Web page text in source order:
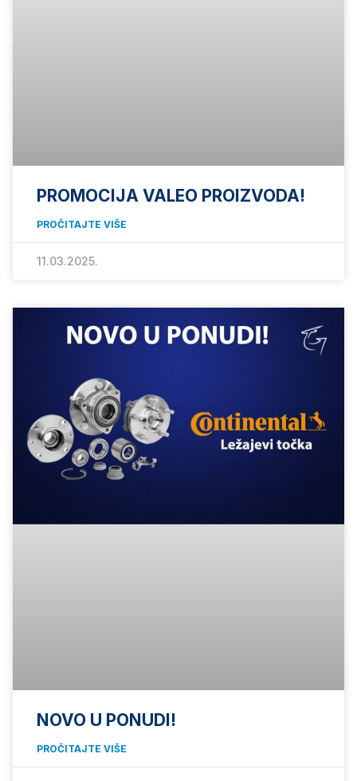
PROMOCIJA VALEO PROIZVODA!
PROČITAJTE VIŠE
11.03.2025.
NOVO U PONUDI!
PROČITAJTE VIŠE